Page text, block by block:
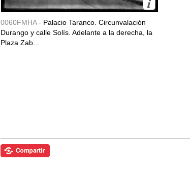
0060FMHA - Palacio Taranco. Circunvalación
Durango y calle Solís. Adelante a la derecha, la
Plaza Zab...